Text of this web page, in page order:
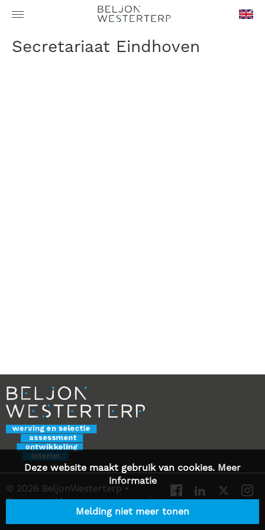
Deze website maakt gebruik van cookies. Meer
informatie
Melding niet meer tonen
Secretariaat Eindhoven
© 2026 BeljonWesterterp •
Sitemap• Algemene voorwaarden
Privacy Statement• Contact